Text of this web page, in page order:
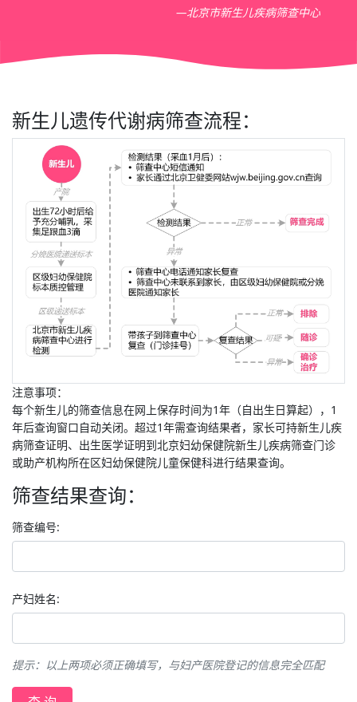
—北京市新生儿疾病筛查中心
新生儿遗传代谢病筛查流程：
注意事项：
每个新生儿的筛查信息在网上保存时间为1年（自出生日算起），1
年后查询窗口自动关闭。超过1年需查询结果者，家长可持新生儿疾
病筛查证明、出生医学证明到北京妇幼保健院新生儿疾病筛查门诊
或助产机构所在区妇幼保健院儿童保健科进行结果查询。
筛查结果查询：
筛查编号:
产妇姓名:
提示：以上两项必须正确填写，与妇产医院登记的信息完全匹配